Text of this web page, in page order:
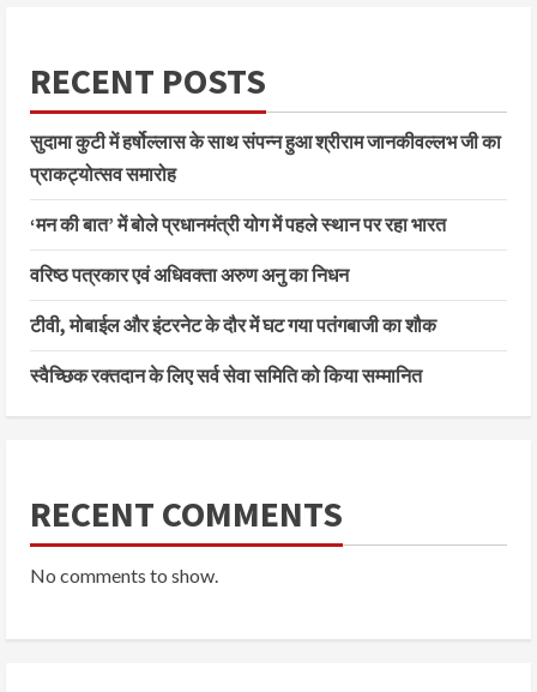
RECENT POSTS
सुदामा कुटी में हर्षोल्लास के साथ संपन्न हुआ श्रीराम जानकीवल्लभ जी का
प्राकट्योत्सव समारोह
‘मन की बात’ में बोले प्रधानमंत्री योग में पहले स्थान पर रहा भारत
वरिष्ठ पत्रकार एवं अधिवक्ता अरुण अनु का निधन
टीवी, मोबाईल और इंटरनेट के दौर में घट गया पतंगबाजी का शौक
स्वैच्छिक रक्तदान के लिए सर्व सेवा समिति को किया सम्मानित
RECENT COMMENTS
No comments to show.